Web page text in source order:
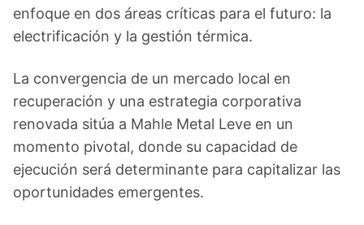
enfoque en dos áreas críticas para el futuro: la
electrificación y la gestión térmica.
La convergencia de un mercado local en
recuperación y una estrategia corporativa
renovada sitúa a Mahle Metal Leve en un
momento pivotal, donde su capacidad de
ejecución será determinante para capitalizar las
oportunidades emergentes.